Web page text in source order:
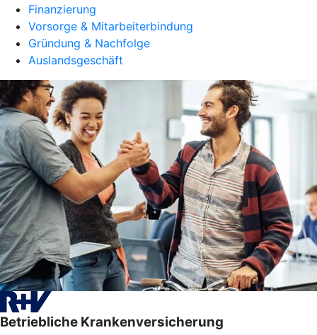
Finanzierung
Vorsorge & Mitarbeiterbindung
Gründung & Nachfolge
Auslandsgeschäft
Betriebliche Krankenversicherung